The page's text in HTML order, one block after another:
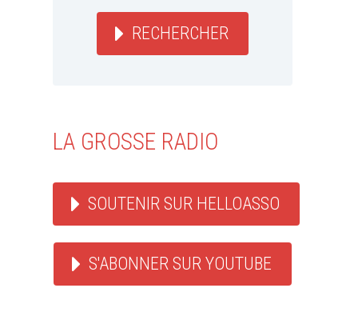
RECHERCHER
LA GROSSE RADIO
SOUTENIR SUR HELLOASSO
S'ABONNER SUR YOUTUBE